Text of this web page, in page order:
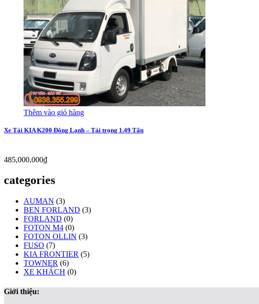
Thêm vào giỏ hàng
Xe Tải KIA K200 Đông Lạnh – Tải trọng 1.49 Tấn
485,000,000₫
categories
AUMAN (3)
BEN FORLAND (3)
FORLAND (0)
FOTON M4 (0)
FOTON OLLIN (3)
FUSO (7)
KIA FRONTIER (5)
TOWNER (6)
XE KHÁCH (0)
Giới thiệu: